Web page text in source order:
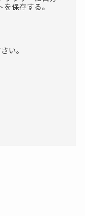
保存する。
い。